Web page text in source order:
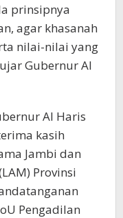
prinsipnya
agar khasanah
nilai-nilai yang
Gubernur Al
Al Haris
kasih
Jambi dan
Provinsi
Pengadilan